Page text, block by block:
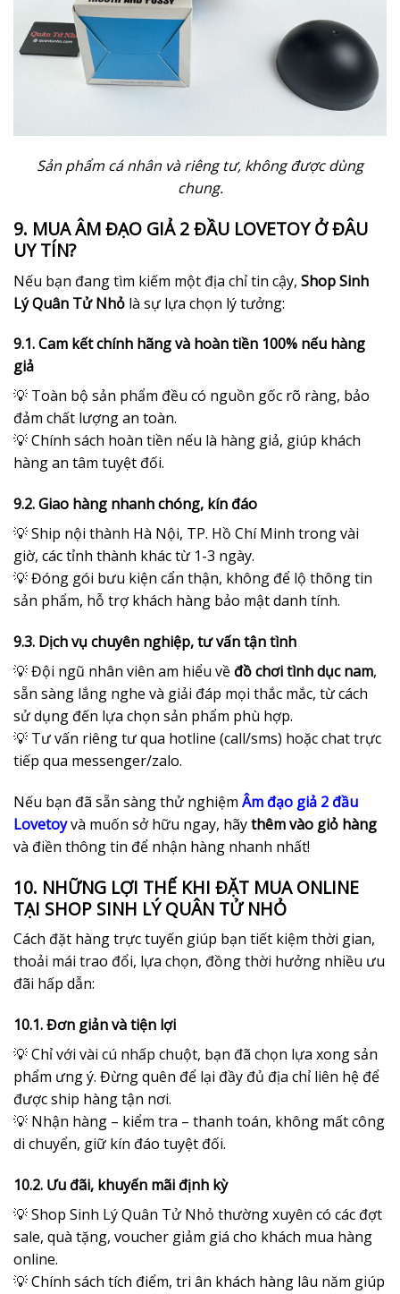
Sản phẩm cá nhân và riêng tư, không được dùng
chung.
9. MUA ÂM ĐẠO GIẢ 2 ĐẦU LOVETOY Ở ĐÂU
UY TÍN?
Nếu bạn đang tìm kiếm một địa chỉ tin cậy, Shop Sinh
Lý Quân Tử Nhỏ là sự lựa chọn lý tưởng:
9.1. Cam kết chính hãng và hoàn tiền 100% nếu hàng
giả
💡 Toàn bộ sản phẩm đều có nguồn gốc rõ ràng, bảo
đảm chất lượng an toàn.
💡 Chính sách hoàn tiền nếu là hàng giả, giúp khách
hàng an tâm tuyệt đối.
9.2. Giao hàng nhanh chóng, kín đáo
💡 Ship nội thành Hà Nội, TP. Hồ Chí Minh trong vài
giờ, các tỉnh thành khác từ 1-3 ngày.
💡 Đóng gói bưu kiện cẩn thận, không để lộ thông tin
sản phẩm, hỗ trợ khách hàng bảo mật danh tính.
9.3. Dịch vụ chuyên nghiệp, tư vấn tận tình
💡 Đội ngũ nhân viên am hiểu vềđồ chơi tình dục nam,
sẵn sàng lắng nghe và giải đáp mọi thắc mắc, từ cách
sử dụng đến lựa chọn sản phẩm phù hợp.
💡 Tư vấn riêng tư qua hotline (call/sms) hoặc chat trực
tiếp qua messenger/zalo.
Nếu bạn đã sẵn sàng thử nghiệm Âm đạo giả 2 đầu
Lovetoyvà muốn sở hữu ngay, hãythêm vào giỏ hàng
và điền thông tin để nhận hàng nhanh nhất!
10. NHỮNG LỢI THẾ KHI ĐẶT MUA ONLINE
TẠI SHOP SINH LÝ QUÂN TỬ NHỎ
Cách đặt hàng trực tuyến giúp bạn tiết kiệm thời gian,
thoải mái trao đổi, lựa chọn, đồng thời hưởng nhiều ưu
đãi hấp dẫn:
10.1. Đơn giản và tiện lợi
💡 Chỉ với vài cú nhấp chuột, bạn đã chọn lựa xong sản
phẩm ưng ý. Đừng quên để lại đầy đủ địa chỉ liên hệ để
được ship hàng tận nơi.
💡 Nhận hàng – kiểm tra – thanh toán, không mất công
di chuyển, giữ kín đáo tuyệt đối.
10.2. Ưu đãi, khuyến mãi định kỳ
💡 Shop Sinh Lý Quân Tử Nhỏ thường xuyên có các đợt
sale, quà tặng, voucher giảm giá cho khách mua hàng
online.
💡 Chính sách tích điểm, tri ân khách hàng lâu năm giúp